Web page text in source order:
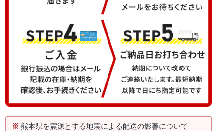
※ 熊本県を震源とする地震による配送の影響について